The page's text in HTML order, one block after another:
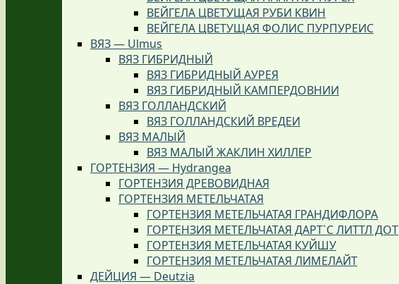
ВЕЙГЕЛА ЦВЕТУЩАЯ РУБИ КВИН
ВЕЙГЕЛА ЦВЕТУЩАЯ ФОЛИС ПУРПУРЕИС
ВЯЗ — Ulmus
ВЯЗ ГИБРИДНЫЙ
ВЯЗ ГИБРИДНЫЙ АУРЕЯ
ВЯЗ ГИБРИДНЫЙ КАМПЕРДОВНИИ
ВЯЗ ГОЛЛАНДСКИЙ
ВЯЗ ГОЛЛАНДСКИЙ ВРЕДЕИ
ВЯЗ МАЛЫЙ
ВЯЗ МАЛЫЙ ЖАКЛИН ХИЛЛЕР
ГОРТЕНЗИЯ — Hydrangea
ГОРТЕНЗИЯ ДРЕВОВИДНАЯ
ГОРТЕНЗИЯ МЕТЕЛЬЧАТАЯ
ГОРТЕНЗИЯ МЕТЕЛЬЧАТАЯ ГРАНДИФЛОРА
ГОРТЕНЗИЯ МЕТЕЛЬЧАТАЯ ДАРТ`С ЛИТТЛ ДОТ
ГОРТЕНЗИЯ МЕТЕЛЬЧАТАЯ КУЙШУ
ГОРТЕНЗИЯ МЕТЕЛЬЧАТАЯ ЛИМЕЛАЙТ
ДЕЙЦИЯ — Deutzia